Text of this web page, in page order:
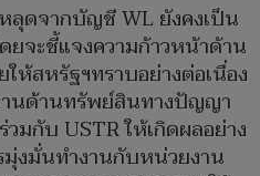
ลุดจากบัญชี WL ยังคงเป็น
ยจะชี้แจงความก้าวหน้าด้าน
สหรัฐฯทราบอย่างต่อเนื่อง
นด้านทรัพย์สินทางปัญญา
มกับ USTR ให้เกิดผลอย่าง
มุ่งมั่นทำงานกับหน่วยงาน